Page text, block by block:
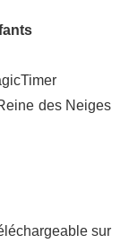
des Neiges
sur